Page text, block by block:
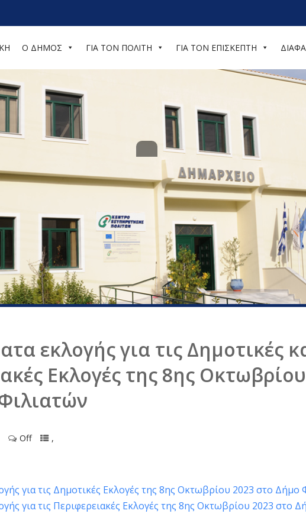
Ο ΔΗΜΟΣ ΓΙΑ ΤΟΝ ΠΟΛΙΤΗ ΓΙΑ ΤΟΝ ΕΠΙΣΚΕΠΤΗ
εκλογής για τις Δημοτικές
Εκλογές της 8ης
Off ,
για τις Δημοτικές Εκλογές της 8ης Οκτωβρίου 2023 στο Δήμο
για τις Περιφερειακές Εκλογές της 8ης Οκτωβρίου 2023 στο